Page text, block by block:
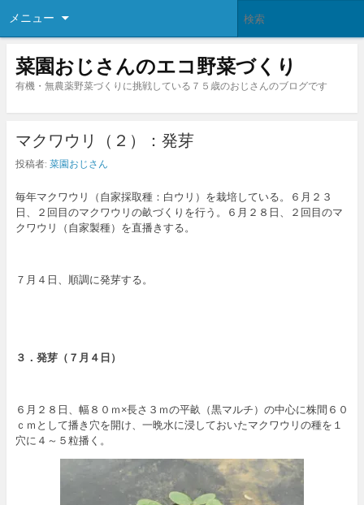
メニュー
菜園おじさんのエコ野菜づくり
有機・無農薬野菜づくりに挑戦している７５歳のおじさんのブログです
マクワウリ（２）：発芽
投稿者: 菜園おじさん
毎年マクワウリ（自家採取種：白ウリ）を栽培している。６月２３
日、２回目のマクワウリの畝づくりを行う。６月２８日、２回目のマ
クワウリ（自家製種）を直播きする。
７月４日、順調に発芽する。
３． 発芽（７月４日）
６月２８日、幅８０ｍ×長さ３ｍの平畝（黒マルチ）の中心に株間６０
ｃｍとして播き穴を開け、一晩水に浸しておいたマクワウリの種を１
穴に４～５粒播く。